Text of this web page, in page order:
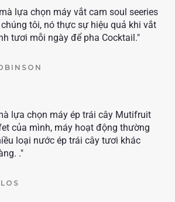
lựa chọn máy vắt cam soul seeries
tôi, nó thực sự hiệu quả khi vắt
tươi mỗi ngày để pha Cocktail."
lựa chọn máy ép trái cây Mutifruit
của mình, máy hoạt động thường
loại nước ép trái cây tươi khác
."